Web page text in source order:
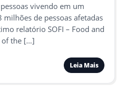
vivendo em um
de pessoas afetadas
relatório SOFI – Food and
of the […]
Leia Mais